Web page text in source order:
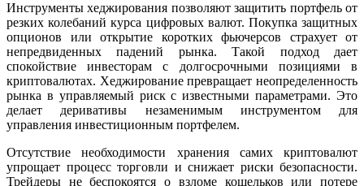
Инструменты хеджирования позволяют защитить портфель от
резких колебаний курса цифровых валют. Покупка защитных
опционов или открытие коротких фьючерсов страхует от
непредвиденных падений рынка. Такой подход дает
спокойствие инвесторам с долгосрочными позициями в
криптовалютах. Хеджирование превращает неопределенность
рынка в управляемый риск с известными параметрами. Это
делает деривативы незаменимым инструментом для
управления инвестиционным портфелем.
Отсутствие необходимости хранения самих криптовалют
упрощает процесс торговли и снижает риски безопасности.
Трейдеры не беспокоятся о взломе кошельков или потере